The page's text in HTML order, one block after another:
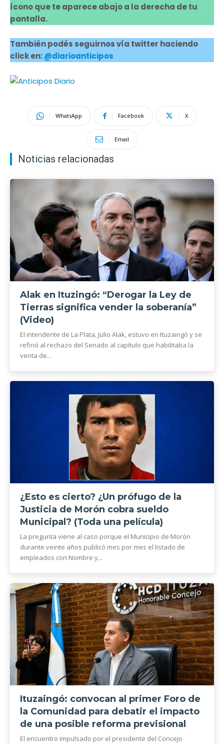
ícono que te aparece abajo a la derecha de tu
pantalla.
También podés seguirnos vía twitter haciendo
click en:@diarioanticipos
WhatsApp Facebook X
Email
Noticias relacionadas
Alak en Ituzingó: “Derogar la Ley de
Tierras significa vender la soberanía”
(Video)
El intendente de La Plata, Julio Alak, estuvo en Ituzaingó y se
refirió al rechazo del Senado al capítulo que habilitaba la
venta de...
¿Esto es cierto? ¿Un prófugo de la
Justicia de Morón cobra sueldo
Municipal? (Toda una película)
La pregunta viene al caso porque el Municipio de Morón
durante veinte años publicó mes por mes el listado de
empleados con Nombre y...
Ituzaingó: convocan al primer Foro de
la Comunidad para debatir el impacto
de una posible reforma previsional
El encuentro impulsado por el presidente del Concejo